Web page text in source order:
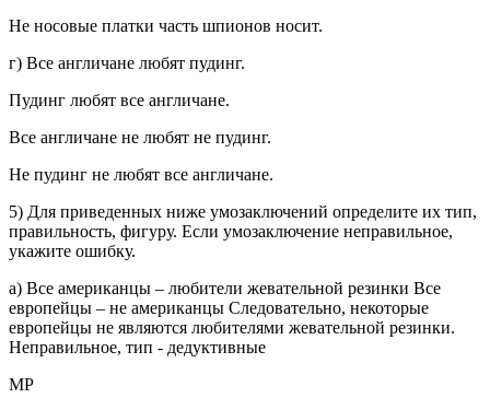
Не носовые платки часть шпионов носит.
г) Все англичане любят пудинг.
Пудинг любят все англичане.
Все англичане не любят не пудинг.
Не пудинг не любят все англичане.
5) Для приведенных ниже умозаключений определите их тип,
правильность, фигуру. Если умозаключение неправильное,
укажите ошибку.
а) Все американцы – любители жевательной резинки Все
европейцы – не американцы Следовательно, некоторые
европейцы не являются любителями жевательной резинки.
Неправильное, тип - дедуктивные
MP